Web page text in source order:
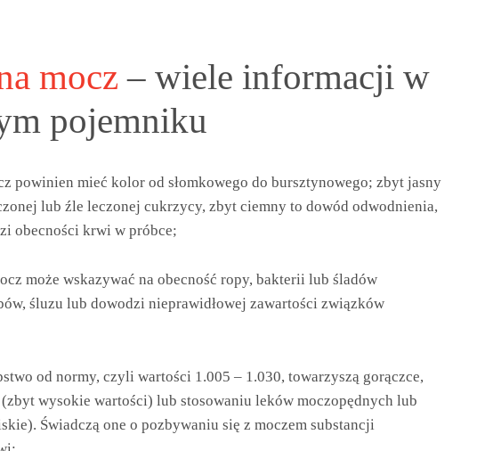
mocz – wiele informacji w
pojemniku
powinien mieć kolor od słomkowego do bursztynowego; zbyt jasny
lub źle leczonej cukrzycy, zbyt ciemny to dowód odwodnienia,
obecności krwi w próbce;
może wskazywać na obecność ropy, bakterii lub śladów
śluzu lub dowodzi nieprawidłowej zawartości związków
od normy, czyli wartości 1.005 – 1.030, towarzyszą gorączce,
wysokie wartości) lub stosowaniu leków moczopędnych lub
Świadczą one o pozbywaniu się z moczem substancji